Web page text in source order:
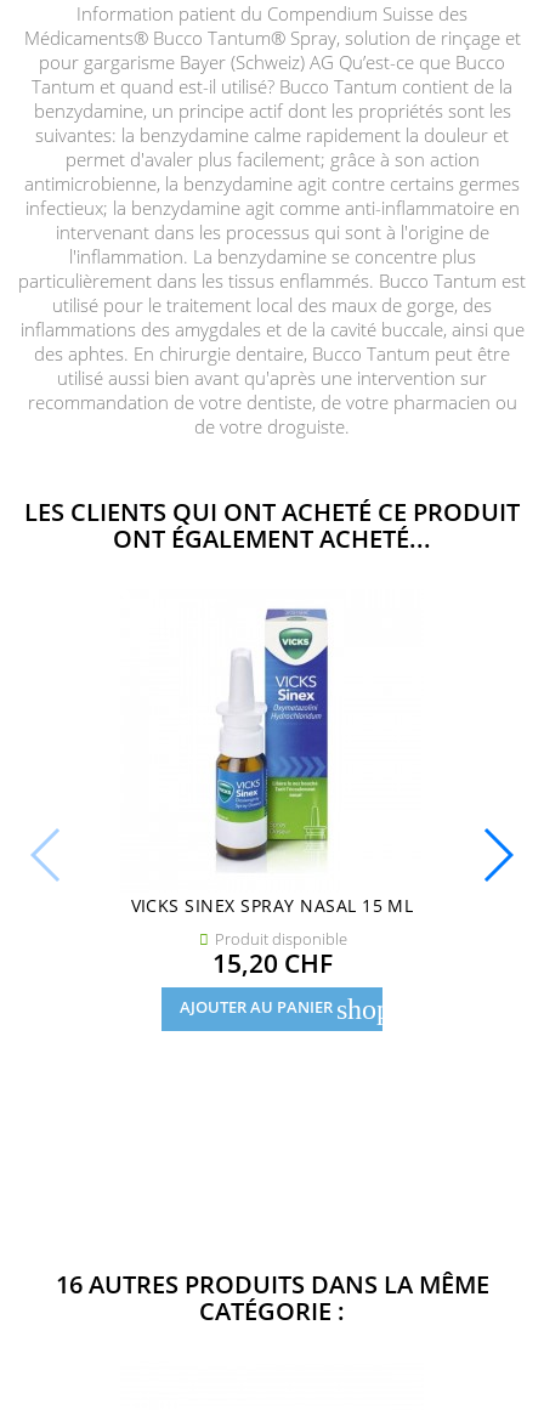
Information patient du Compendium Suisse des
Médicaments® Bucco Tantum® Spray, solution de rinçage et
pour gargarisme Bayer (Schweiz) AG Qu’est-ce que Bucco
Tantum et quand est-il utilisé? Bucco Tantum contient de la
benzydamine, un principe actif dont les propriétés sont les
suivantes: la benzydamine calme rapidement la douleur et
permet d'avaler plus facilement; grâce à son action
antimicrobienne, la benzydamine agit contre certains germes
infectieux; la benzydamine agit comme anti-inflammatoire en
intervenant dans les processus qui sont à l'origine de
l'inflammation. La benzydamine se concentre plus
particulièrement dans les tissus enflammés. Bucco Tantum est
utilisé pour le traitement local des maux de gorge, des
inflammations des amygdales et de la cavité buccale, ainsi que
des aphtes. En chirurgie dentaire, Bucco Tantum peut être
utilisé aussi bien avant qu'après une intervention sur
recommandation de votre dentiste, de votre pharmacien ou
de votre droguiste.
LES CLIENTS QUI ONT ACHETÉ CE PRODUIT
ONT ÉGALEMENT ACHETÉ...
VICKS SINEX SPRAY NASAL 15 ML
 Produit disponible
Prix
15,20 CHF
AJOUTER AU PANIER shopping_cart
16 AUTRES PRODUITS DANS LA MÊME
CATÉGORIE :